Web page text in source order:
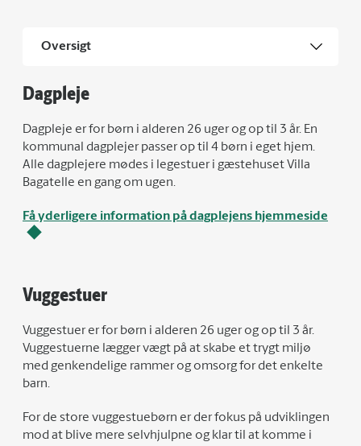
Oversigt
Dagpleje
Dagpleje er for børn i alderen 26 uger og op til 3 år. En
kommunal dagplejer passer op til 4 børn i eget hjem.
Alle dagplejere mødes i legestuer i gæstehuset Villa
Bagatelle en gang om ugen.
Få yderligere information på dagplejens hjemmeside
Vuggestuer
Vuggestuer er for børn i alderen 26 uger og op til 3 år.
Vuggestuerne lægger vægt på at skabe et trygt miljø
med genkendelige rammer og omsorg for det enkelte
barn.
For de store vuggestuebørn er der fokus på udviklingen
mod at blive mere selvhjulpne og klar til at komme i